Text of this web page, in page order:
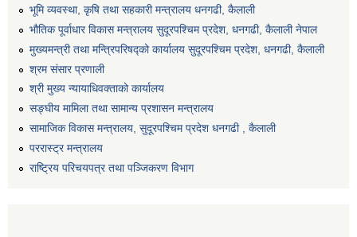
भूमि व्यवस्था, कृषि तथा सहकारी मन्त्रालय धनगढी, कैलाली
भौतिक पूर्वाधार विकास मन्त्रालय सुदूरपश्चिम प्रदेश, धनगढी, कैलाली नेपाल
मुख्यमन्त्री तथा मन्त्रिपरिषद्को कार्यालय सुदूरपश्चिम प्रदेश, धनगढी, कैलाली
श्रम संसार प्रणाली
श्री मुख्य न्यायाधिवक्ताको कार्यालय
सङ्‍घीय मामिला तथा सामान्य प्रशासन मन्त्रालय
सामाजिक विकास मन्त्रालय, सुदूरपश्चिम प्रदेश धनगढी , कैलाली
पररास्ट्र मन्त्रालय
राष्ट्रिय परिचयपत्र तथा पञ्जिकरण विभाग